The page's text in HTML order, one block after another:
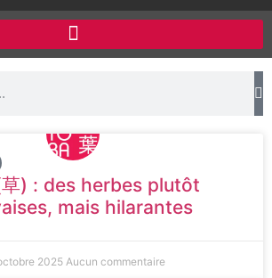
) : des herbes plutôt
mais hilarantes
2025 Aucun commentaire